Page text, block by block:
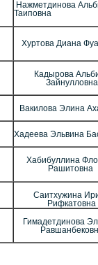
Нажметдинова
Таиповна
Хуртова Диана
Кадырова
Зайнулловна
Вакилова Элина
Хадеева Эльвина
Хабибуллина
Рашитовна
Саитхужина
Рифкатовна
Гимадетдинова